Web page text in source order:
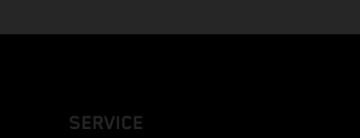
SERVICE